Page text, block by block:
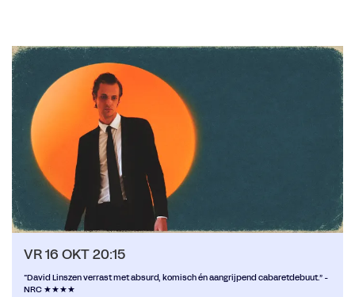
“David Linszen verrast met absurd, komisch én aangrijpend cabaretdebuut.” -
NRC ★★★★
VR 16 OKT20:15